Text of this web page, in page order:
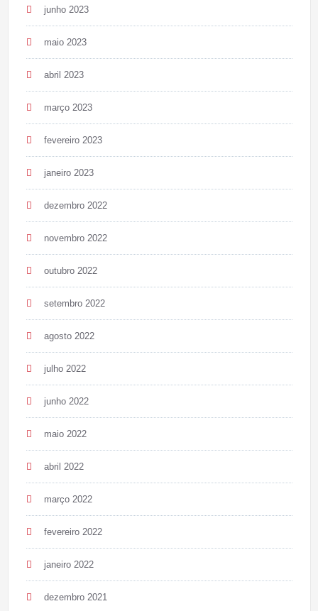
junho 2023
maio 2023
abril 2023
março 2023
fevereiro 2023
janeiro 2023
dezembro 2022
novembro 2022
outubro 2022
setembro 2022
agosto 2022
julho 2022
junho 2022
maio 2022
abril 2022
março 2022
fevereiro 2022
janeiro 2022
dezembro 2021